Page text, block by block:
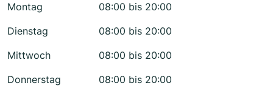
Montag
08:00 bis 20:00
Dienstag
08:00 bis 20:00
Mittwoch
08:00 bis 20:00
Donnerstag
08:00 bis 20:00